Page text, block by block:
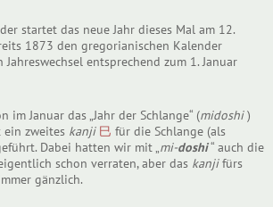
startet das neue Jahr dieses Mal am 12.
1873 den gregorianischen Kalender
entsprechend zum 1. Januar
im Januar das „Jahr der Schlange“ (midoshi)
zweites kanji 巳 für die Schlange (als
Dabei hatten wir mit „mi-doshi“ auch die
schon verraten, aber das kanjifürs
gänzlich.